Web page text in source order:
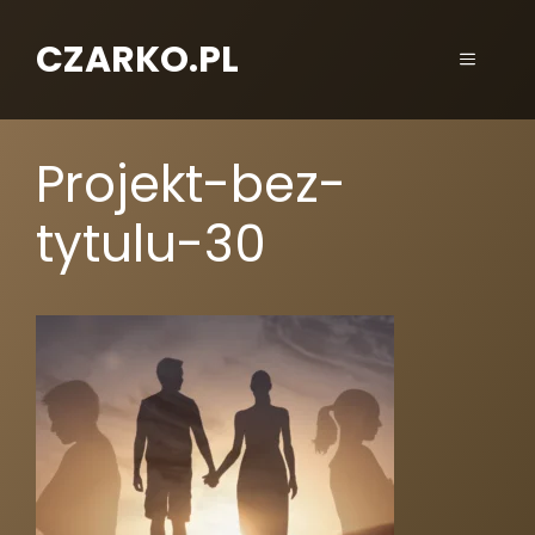
CZARKO.PL
Projekt-bez-
tytulu-30